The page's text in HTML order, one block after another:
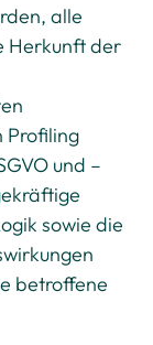
alle
Herkunft der
Profiling
und –
sowie die
betroffene